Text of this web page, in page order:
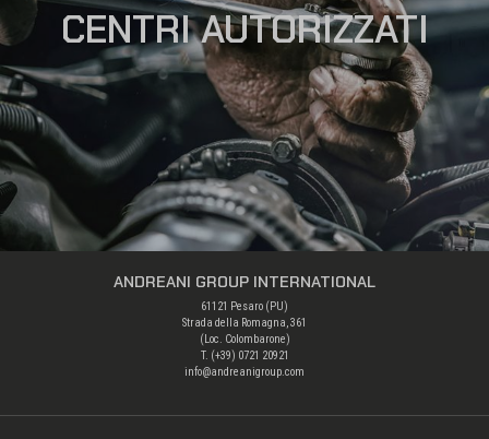
CENTRI AUTORIZZATI
ANDREANI GROUP INTERNATIONAL
61121 Pesaro (PU)
Strada della Romagna, 361
(Loc. Colombarone)
T. (+39) 0721 20921
info@andreanigroup.com